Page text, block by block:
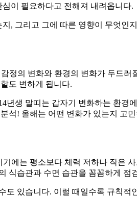
이 필요하다고 전해져 내려옵니다.
, 그리고 그에 따른 영향이 무엇인
의 변화와 환경의 변화가 두드
도 변하게 됩니다.
생 말띠는 갑자기 변화하는 환경
석! 올해는 어떤 변화가 있는지 고
에는 평소보다 체력 저하나 작은
식습관과 수면 습관을 꼼꼼하게
있습니다. 이럴 때일수록 규칙